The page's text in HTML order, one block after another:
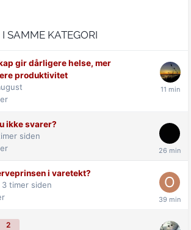
SAMME KATEGORI
gir dårligere helse, mer
produktivitet
ikke svarer?
siden
i varetekt?
3 timer siden
2